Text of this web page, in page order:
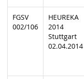
FGSV
002/106
HEUREKA
2014
Stuttgart
02.04.2014